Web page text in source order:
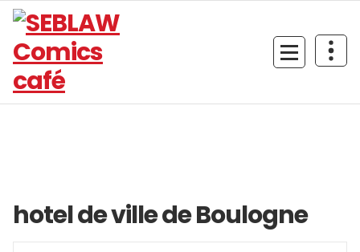
Aller
contenu
hotel de ville de Boulogne